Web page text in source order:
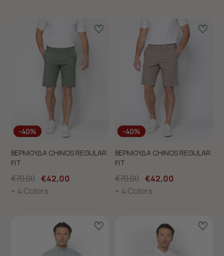
-40%
ΒΕΡΜΟΥΔΑ CHINOS REGULAR
FIT
€70,00 €42,00
+ 4 Colors
-40%
ΒΕΡΜΟΥΔΑ CHINOS REGULAR
FIT
€70,00 €42,00
+ 4 Colors